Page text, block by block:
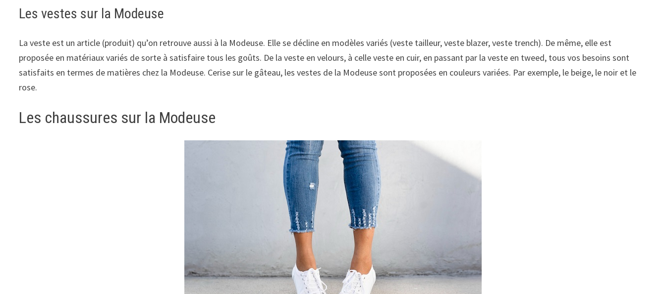
Les vestes sur la Modeuse
La veste est un article (produit) qu’on retrouve aussi à la Modeuse. Elle se décline en modèles variés (veste tailleur, veste blazer, veste trench). De même, elle est
proposée en matériaux variés de sorte à satisfaire tous les goûts. De la veste en velours, à celle veste en cuir, en passant par la veste en tweed, tous vos besoins sont
satisfaits en termes de matières chez la Modeuse. Cerise sur le gâteau, les vestes de la Modeuse sont proposées en couleurs variées. Par exemple, le beige, le noir et le
rose.
Les chaussures sur la Modeuse